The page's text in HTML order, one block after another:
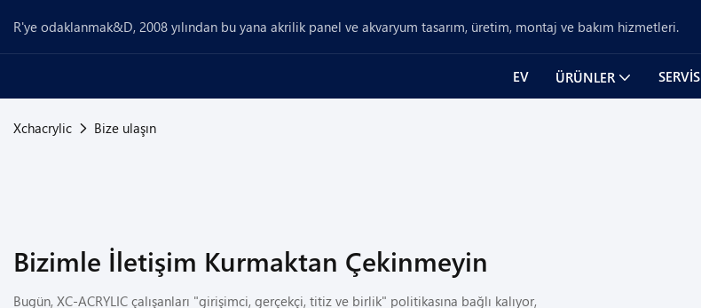
R'ye odaklanmak&D, 2008 yılından bu yana akrilik panel ve akvaryum tasarım, üretim, montaj ve bakım hizmetleri.
EV ÜRÜNLER SERVIS
Xchacrylic Bize ulaşın
Bizimle İletişim Kurmaktan Çekinmeyin
Bugün, XC-ACRYLIC çalışanları "girişimci, gerçekçi, titiz ve birlik" politikasına bağlı kalıyor,